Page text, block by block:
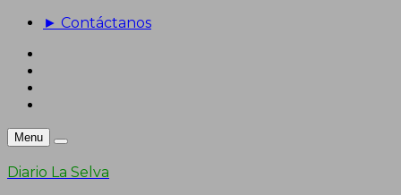
► Contáctanos
Menu
Diario La Selva